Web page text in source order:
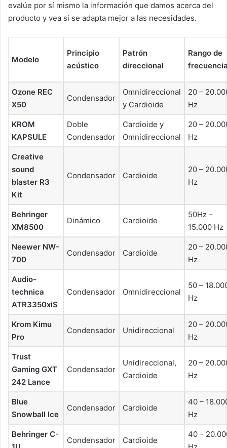
evalúe por sí mismo la información que damos acerca del
producto y vea si se adapta mejor a las necesidades.
Modelo
Principio
acústico
Patrón
direccional
Rango de
Ozone REC
X50
Condensador
Omnidireccional
y Cardioide
20 –
Hz
KROM
KAPSULE
Doble
Condensador
Cardioide y
Omnidireccional
20 –
Hz
Creative
sound
blaster R3
Kit
Condensador Cardioide
20 –
Hz
Behringer
XM8500
Dinámico Cardioide
50Hz –
15.000 Hz
Neewer NW-
700
Condensador Cardioide
20 –
Hz
Audio-
technica
ATR3350xiS
Condensador Omnidireccional
50 –
Hz
Krom Kimu
Pro
Condensador Unidireccional
20 –
Hz
Trust
Gaming GXT
242 Lance
Condensador
Unidireccional,
Cardioide
20 –
Hz
Blue
Snowball Ice
Condensador Cardioide
40 –
Hz
Behringer C-
Condensador Cardioide
40 –